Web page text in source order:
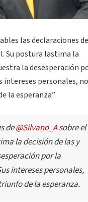
las declaraciones de
Su postura lastima la
la desesperación
intereses personales, no
la esperanza”.
de@Silvano_Asobre el
la decisión de las y
por la
intereses personales,
de la esperanza.